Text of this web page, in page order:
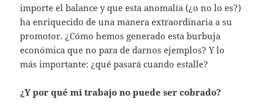
importe el balance y que esta anomalía (¿o no lo es?)
ha enriquecido de una manera extraordinaria a su
promotor. ¿Cómo hemos generado esta burbuja
económica que no para de darnos ejemplos? Y lo
más importante: ¿qué pasará cuando estalle?
¿Y por qué mi trabajo no puede ser cobrado?